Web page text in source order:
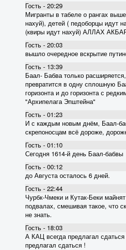
Гость - 20:29
Мигранты в табеле о рангах
нахуй), детей ( педоборцы идут
(квиры идут нахуй) АЛЛАХ
Гость - 20:03
вышло очередное вскрытие
Гость - 13:39
Баал- Бабва только
превратится в одну сплошную
горизонта и до горизонта с
"Архипелага Эпштейна"
Гость - 01:23
И с каждым новым днём, Баал-
скрепоносцам всё дороже,
Гость - 01:10
Сегодня 1614-й день Баал-бабвы
Гость - 00:12
до Августа осталось 6 дней.
Гость - 22:44
Чурбк-Чмеки и Кутак-Беки
подвалах, смешивая такое, что
не знать.
Гость - 18:03
А КАЦ всегда предлагал
предлагал сдаться !